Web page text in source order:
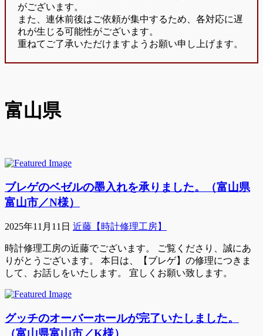
がございます。
また、連休前後はご依頼が集中するため、各対応に遅
れが生じる可能性がございます。
重ねてご了承いただけますようお願い申し上げます。
富山県
ブレゲのベゼルの墨入れを承りました。（富山県
富山市／N様）
2025年11月11日 近藤【時計修理工房】
時計修理工房の近藤でございます。 ご覧くださり、誠にあ
りがとうございます。 本日は、【ブレゲ】の修理につきま
して、お話しをいたします。 宜しくお願い致します。
グッチのオーバーホールが完了いたしました。
（富山県富山市／K様）